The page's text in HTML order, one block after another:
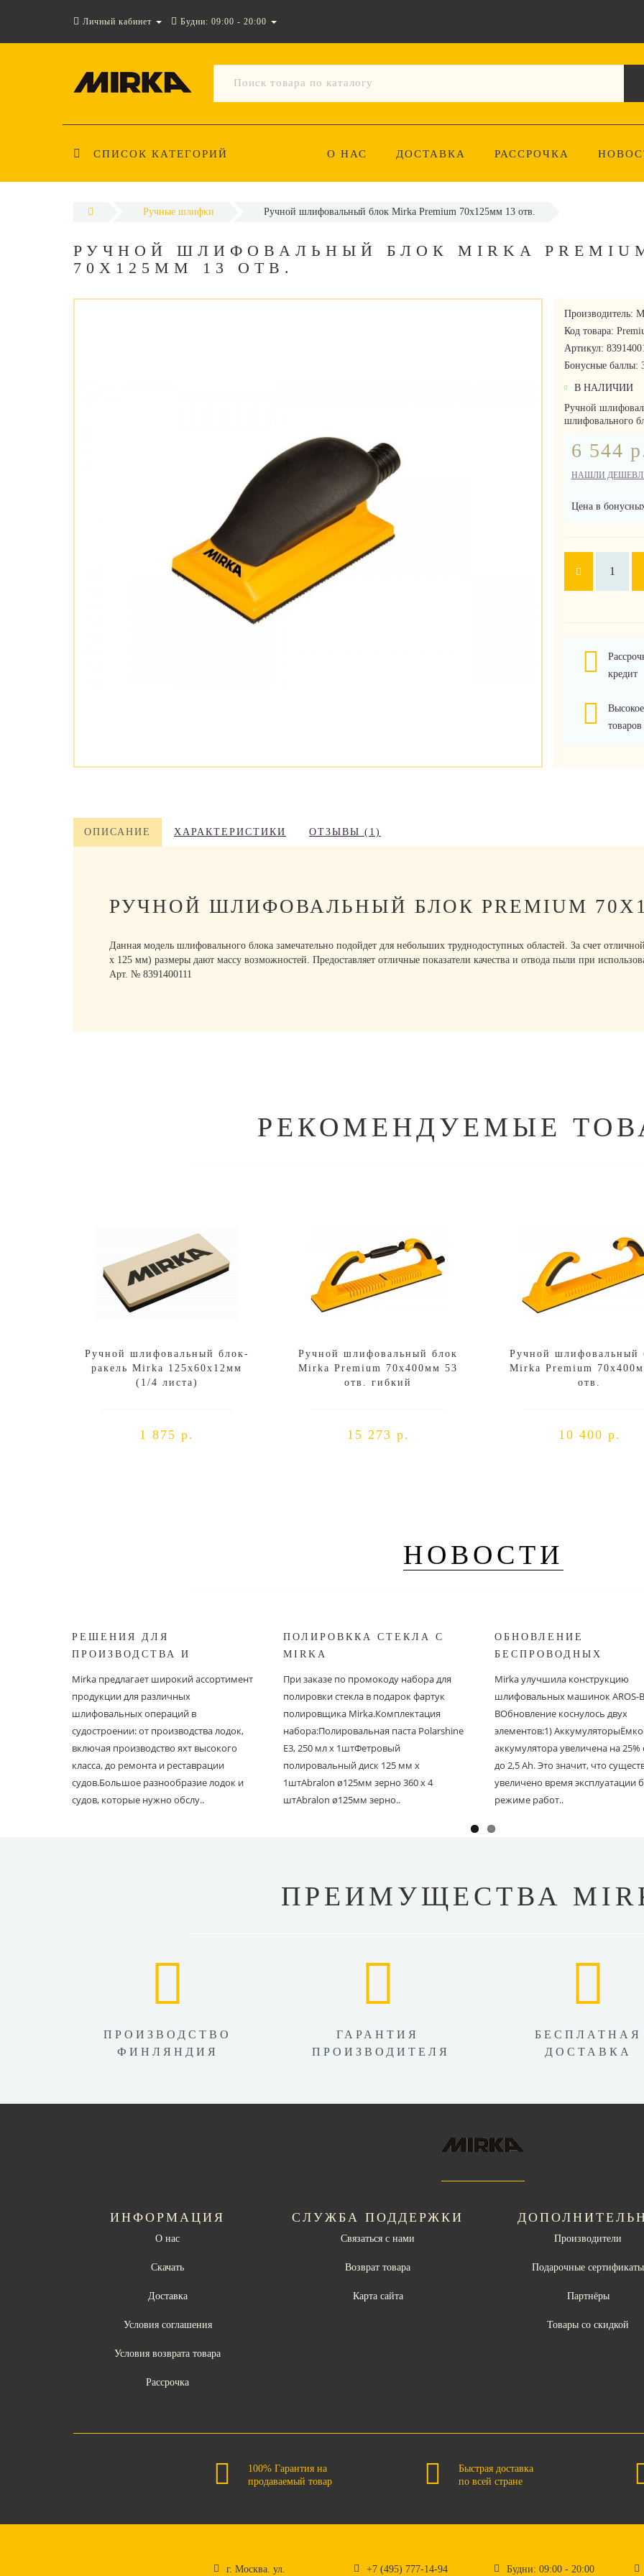
Личный кабинет Будни: 09:00 - 20:00
СПИСОК КАТЕГОРИЙ О НАС ДОСТАВКА РАССРОЧКА
Ручные шлифки Ручной шлифовальный блок Mirka Premium 70х125мм 13 отв.
РУЧНОЙ ШЛИФОВАЛЬНЫЙ БЛОК MIRKA
70Х125ММ 13 ОТВ.
Производитель:
Код товара:
Артикул:
Бонусные баллы:
В НАЛИЧИИ
Ручной
шлифовального
6 544
НАШЛИ
Цена в
кредит
ОПИСАНИЕ ХАРАКТЕРИСТИКИ ОТЗЫВЫ (1)
РУЧНОЙ ШЛИФОВАЛЬНЫЙ БЛОК PREMIUM
Данная модель шлифовального блока замечательно подойдет для небольших труднодоступных областей. За счет
х 125 мм) размеры дают массу возможностей. Предоставляет отличные показатели качества и отвода пыли при
Арт. № 8391400111
РЕКОМЕНДУЕМЫЕ
Ручной шлифовальный блок-
ракель Mirka 125х60х12мм
(1/4 листа)
1 875 р.
Ручной шлифовальный блок
Mirka Premium 70х400мм 53
отв. гибкий
15 273 р.
Ручной шлифовальный
Mirka Premium
отв.
10 400 р.
НОВОСТИ
РЕШЕНИЯ ДЛЯ
ПРОИЗВОДСТВА И
Mirka предлагает широкий ассортимент
продукции для различных
шлифовальных операций в
судостроении: от производства лодок,
включая производство яхт высокого
класса, до ремонта и реставрации
судов.Большое разнообразие лодок и
судов, которые нужно обслу..
ПОЛИРОВККА СТЕКЛА С
MIRKA
При заказе по промокоду набора для
полировки стекла в подарок фартук
полировщика Mirka.Комплектация
набора:Полировальная паста Polarshine
E3, 250 мл х 1штФетровый
полировальный диск 125 мм х
1штAbralon ø125мм зерно 360 х 4
штAbralon ø125мм зерно..
ОБНОВЛЕНИЕ
БЕСПРОВОДНЫХ
Mirka улучшила конструкцию
шлифовальных машинок AROS-B
BОбновление коснулось двух
элементов:1)
аккумулятора увеличена на 25%
до 2,5 Ah. Это значит, что
увеличено время эксплуатации
режиме работ..
ПРЕИМУЩЕСТВА
ПРОИЗВОДСТВО
ФИНЛЯНДИЯ
ГАРАНТИЯ
ПРОИЗВОДИТЕЛЯ
БЕСПЛАТНАЯ
ДОСТАВКА
ИНФОРМАЦИЯ
О нас
Скачать
Доставка
Условия соглашения
Условия возврата товара
Рассрочка
СЛУЖБА ПОДДЕРЖКИ
Связаться с нами
Возврат товара
Карта сайта
Производители
Подарочные сертификаты
Партнёры
Товары со скидкой
100% Гарантия на
продаваемый товар
Быстрая доставка
по всей стране
г. Москва. ул. +7 (495) 777-14-94 Будни: 09:00 - 20:00